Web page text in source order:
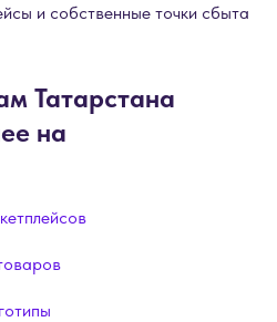
и собственные точки сбыта
Татарстана
на